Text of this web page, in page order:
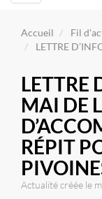
navigation
Accueil Fil
LETTRE
LETTRE
MAI DE
RÉPIT
Actualité créée le